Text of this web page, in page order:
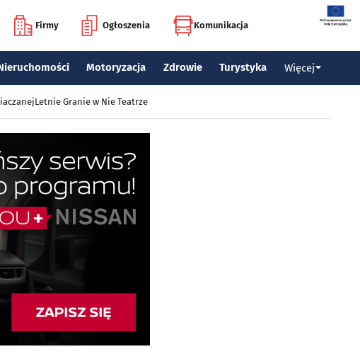
Firmy Ogłoszenia Komunikacja
Motoryzacja Zdrowie Turystyka Więcej
Letnie Granie w Nie Teatrze